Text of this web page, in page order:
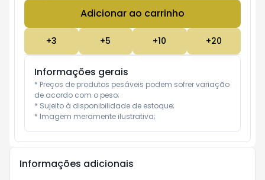
Adicionar ao carrinho
+3 +5 +10 +20
Informações gerais
* Preços de produtos pesáveis podem sofrer variação
de acordo com o peso;
* Sujeito à disponibilidade de estoque;
* Imagem meramente ilustrativa;
Informações adicionais